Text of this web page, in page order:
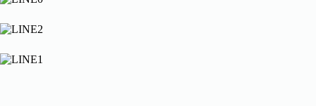
-
choques
Rush